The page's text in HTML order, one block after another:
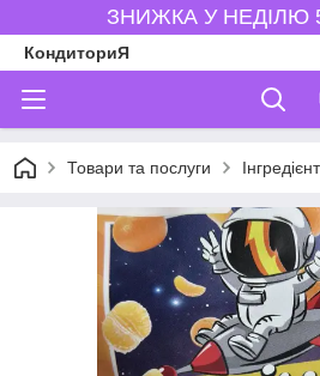
ЗНИЖКА У НЕДІЛЮ
КондиториЯ
Товари та послуги